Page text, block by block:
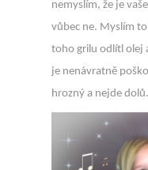
nemyslím, že je
vůbec ne. Myslím
toho grilu odlítl olej
je nenávratně
hrozný a nejde dolů.